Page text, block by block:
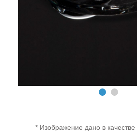
* Изображение дано в качестве